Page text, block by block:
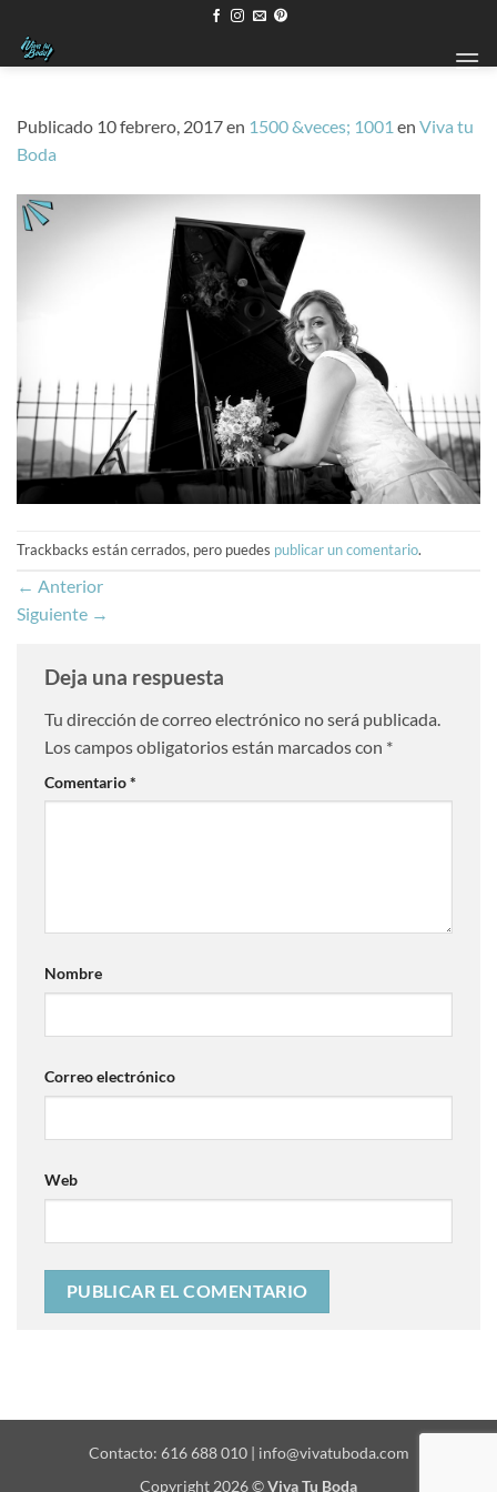
contenido
Publicado 10 febrero, 2017en 1500 &veces; 1001 en Viva tu
Boda
Trackbacks están cerrados, pero puedes publicar un comentario.
← Anterior
Siguiente →
Deja una respuesta
Tu dirección de correo electrónico no será publicada.
Los campos obligatorios están marcados con *
Comentario*
Nombre
Correo electrónico
Web
Contacto: 616 688 010 | info@vivatuboda.com
Copyright 2026 ©Viva Tu Boda